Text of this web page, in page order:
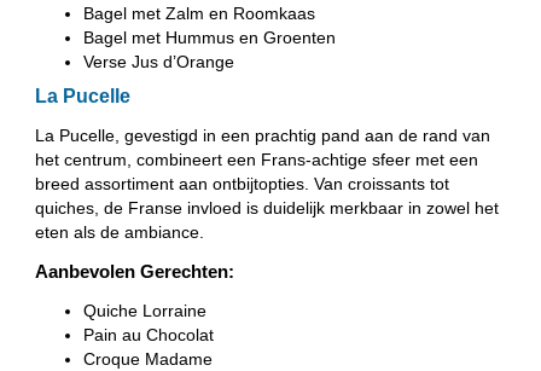
Bagel met Zalm en Roomkaas
Bagel met Hummus en Groenten
Verse Jus d’Orange
La Pucelle
La Pucelle, gevestigd in een prachtig pand aan de rand van
het centrum, combineert een Frans-achtige sfeer met een
breed assortiment aan ontbijtopties. Van croissants tot
quiches, de Franse invloed is duidelijk merkbaar in zowel het
eten als de ambiance.
Aanbevolen Gerechten:
Quiche Lorraine
Pain au Chocolat
Croque Madame